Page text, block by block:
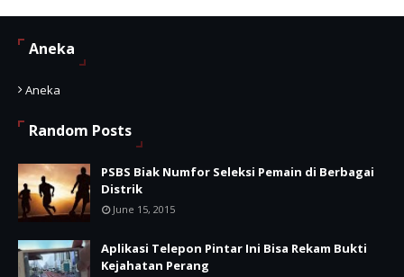
Aneka
Aneka
Random Posts
PSBS Biak Numfor Seleksi Pemain di Berbagai
Distrik
June 15, 2015
Aplikasi Telepon Pintar Ini Bisa Rekam Bukti
Kejahatan Perang